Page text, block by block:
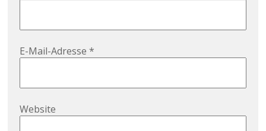
E-Mail-Adresse*
Website